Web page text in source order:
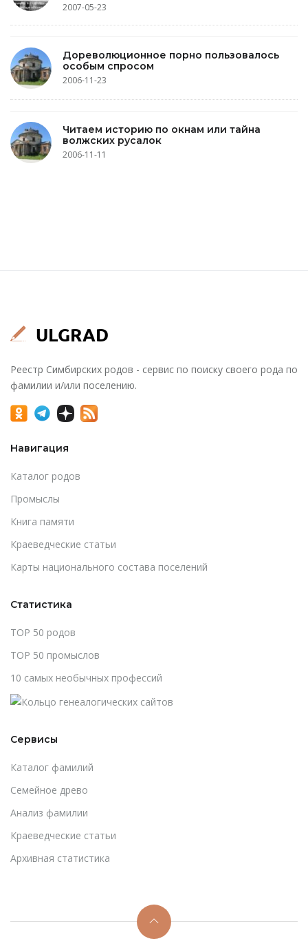
2007-05-23
Дореволюционное порно пользовалось
особым спросом
2006-11-23
Читаем историю по окнам или тайна
волжских русалок
2006-11-11
Реестр Симбирских родов - сервис по поиску своего рода по
фамилии и/или поселению.
Навигация
Каталог родов
Промыслы
Книга памяти
Краеведческие статьи
Карты национального состава поселений
Статистика
TOP 50 родов
TOP 50 промыслов
10 самых необычных профессий
Сервисы
Каталог фамилий
Cемейное древо
Анализ фамилии
Краеведческие статьи
Архивная статистика